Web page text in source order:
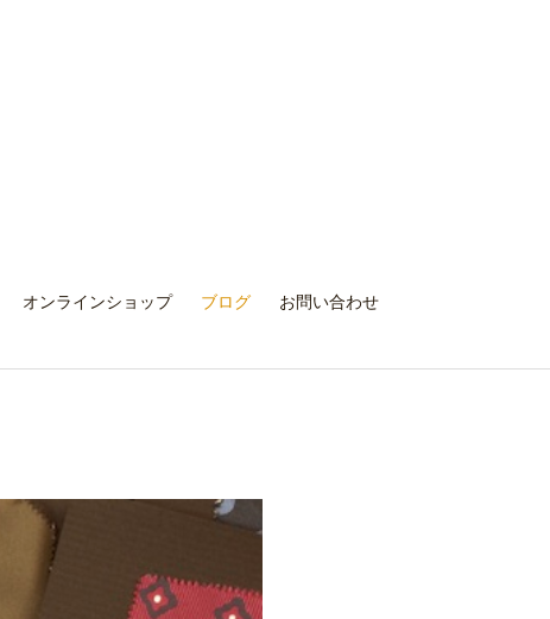
オンラインショップ ブログ お問い合わせ